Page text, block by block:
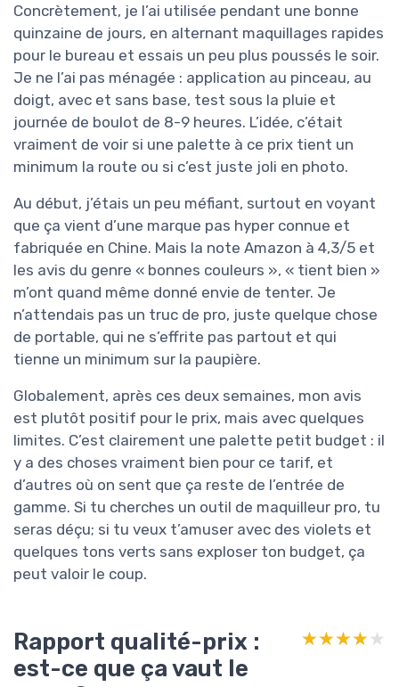
Concrètement, je l’ai utilisée pendant une bonne
quinzaine de jours, en alternant maquillages rapides
pour le bureau et essais un peu plus poussés le soir.
Je ne l’ai pas ménagée : application au pinceau, au
doigt, avec et sans base, test sous la pluie et
journée de boulot de 8-9 heures. L’idée, c’était
vraiment de voir si une palette à ce prix tient un
minimum la route ou si c’est juste joli en photo.
Au début, j’étais un peu méfiant, surtout en voyant
que ça vient d’une marque pas hyper connue et
fabriquée en Chine. Mais la note Amazon à 4,3/5 et
les avis du genre « bonnes couleurs », « tient bien »
m’ont quand même donné envie de tenter. Je
n’attendais pas un truc de pro, juste quelque chose
de portable, qui ne s’effrite pas partout et qui
tienne un minimum sur la paupière.
Globalement, après ces deux semaines, mon avis
est plutôt positif pour le prix, mais avec quelques
limites. C’est clairement une palette petit budget : il
y a des choses vraiment bien pour ce tarif, et
d’autres où on sent que ça reste de l’entrée de
gamme. Si tu cherches un outil de maquilleur pro, tu
seras déçu; si tu veux t’amuser avec des violets et
quelques tons verts sans exploser ton budget, ça
peut valoir le coup.
Rapport qualité-prix :
est-ce que ça vaut le
★★★★★
★★★★★